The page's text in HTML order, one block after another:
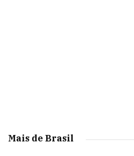
Mais de Brasil